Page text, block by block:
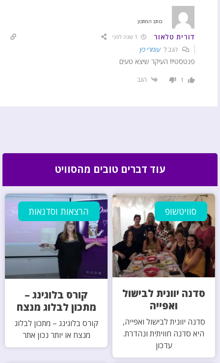
כותב המתכון
דורית טלאור
הגב ל עומרי כץ
פנטסטי!! העיקר שיצא טעים
1 הגב
עוד דברים טובים מהסוויט
סוויטשופ
סדנה יוונית לבישול
ואפייה
סדנה יוונית לבישול ואפייה,
היא סדנה חוויתית ונהדרת.
עדכון
הרצאות וסדנאות
קורס בלוגינג –
מתכון לבלוג מנצח
קורס בלוגינג – מתכון לבלוג
מנצח או יותר נכון אתר